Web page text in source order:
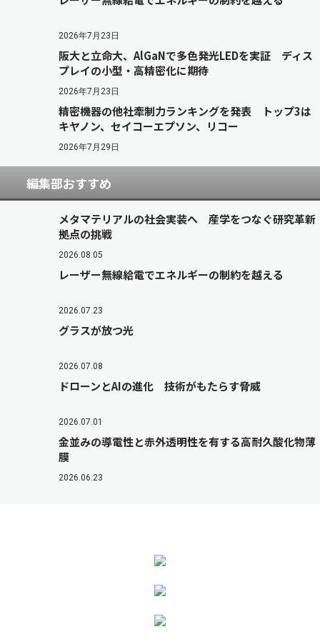
2026年7月23日
阪大と立命大、AlGaNで多色発光LEDを実証 ディス
プレイの小型・高精密化に期待
2026年7月23日
精密機器の他社牽制力ランキングを発表 トップ3は
キヤノン、セイコーエプソン、リコー
2026年7月29日
編集部おすすめ
メタマテリアルの社会実装へ 産学をつなぐ研究革新
拠点の挑戦
2026.08.05
レーザー無線給電でエネルギーの制約を越える
2026.07.23
グラスが放つ光
2026.07.08
ドローンとAIの進化 技術がもたらす脅威
2026.07.01
金並みの導電性と赤外透明性を有する高耐久酸化物薄
膜
2026.06.23